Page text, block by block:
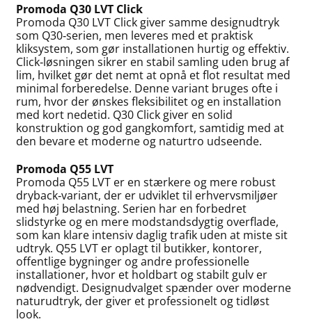
Promoda Q30 LVT Click
Promoda Q30 LVT Click giver samme designudtryk
som Q30‑serien, men leveres med et praktisk
kliksystem, som gør installationen hurtig og effektiv.
Click‑løsningen sikrer en stabil samling uden brug af
lim, hvilket gør det nemt at opnå et flot resultat med
minimal forberedelse. Denne variant bruges ofte i
rum, hvor der ønskes fleksibilitet og en installation
med kort nedetid. Q30 Click giver en solid
konstruktion og god gangkomfort, samtidig med at
den bevare et moderne og naturtro udseende.
Promoda Q55 LVT
Promoda Q55 LVT er en stærkere og mere robust
dryback‑variant, der er udviklet til erhvervsmiljøer
med høj belastning. Serien har en forbedret
slidstyrke og en mere modstandsdygtig overflade,
som kan klare intensiv daglig trafik uden at miste sit
udtryk. Q55 LVT er oplagt til butikker, kontorer,
offentlige bygninger og andre professionelle
installationer, hvor et holdbart og stabilt gulv er
nødvendigt. Designudvalget spænder over moderne
naturudtryk, der giver et professionelt og tidløst
look.